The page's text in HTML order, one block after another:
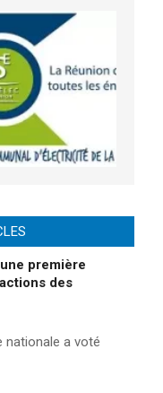
première
des
nationale a voté